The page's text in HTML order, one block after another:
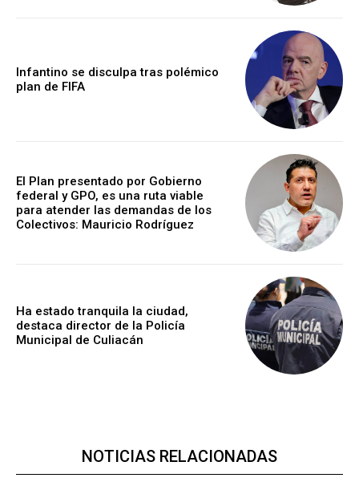
Infantino se disculpa tras polémico
plan de FIFA
El Plan presentado por Gobierno
federal y GPO, es una ruta viable
para atender las demandas de los
Colectivos: Mauricio Rodríguez
Ha estado tranquila la ciudad,
destaca director de la Policía
Municipal de Culiacán
NOTICIAS RELACIONADAS